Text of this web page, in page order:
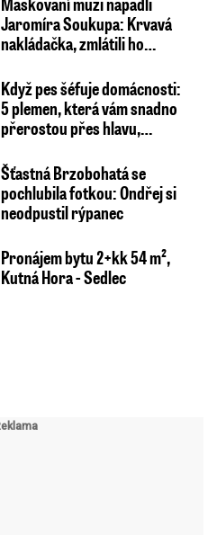
Jaromíra Soukupa: Krvavá
nakládačka, zmlátili ho…
Když pes šéfuje domácnosti:
5 plemen, která vám snadno
přerostou přes hlavu,…
Šťastná Brzobohatá se
pochlubila fotkou: Ondřej si
neodpustil rýpanec
Pronájem bytu 2+kk 54 m²,
Kutná Hora - Sedlec